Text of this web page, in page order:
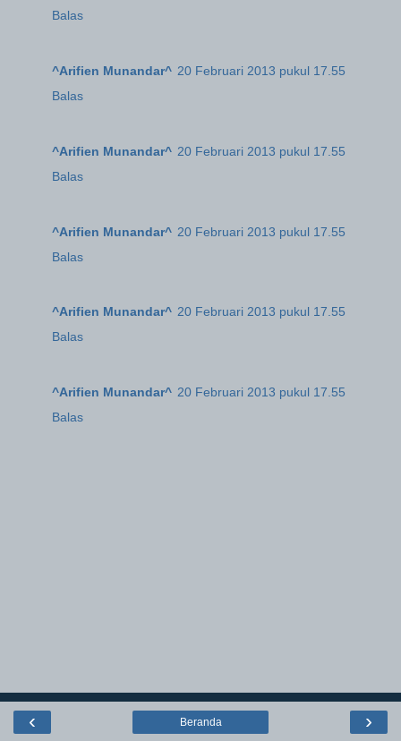
Balas
^Arifien Munandar^ 20 Februari 2013 pukul 17.55
Balas
^Arifien Munandar^ 20 Februari 2013 pukul 17.55
Balas
^Arifien Munandar^ 20 Februari 2013 pukul 17.55
Balas
^Arifien Munandar^ 20 Februari 2013 pukul 17.55
Balas
^Arifien Munandar^ 20 Februari 2013 pukul 17.55
Balas
‹ ›
Beranda